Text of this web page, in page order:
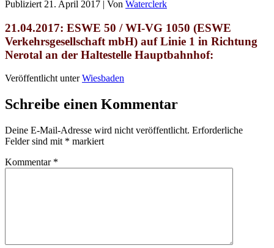
Publiziert 21. April 2017 | Von Waterclerk
21.04.2017: ESWE 50 / WI-VG 1050 (ESWE
Verkehrsgesellschaft mbH) auf Linie 1 in Richtung
Nerotal an der Haltestelle Hauptbahnhof:
Veröffentlicht unter Wiesbaden
Schreibe einen Kommentar
Deine E-Mail-Adresse wird nicht veröffentlicht. Erforderliche
Felder sind mit * markiert
Kommentar *